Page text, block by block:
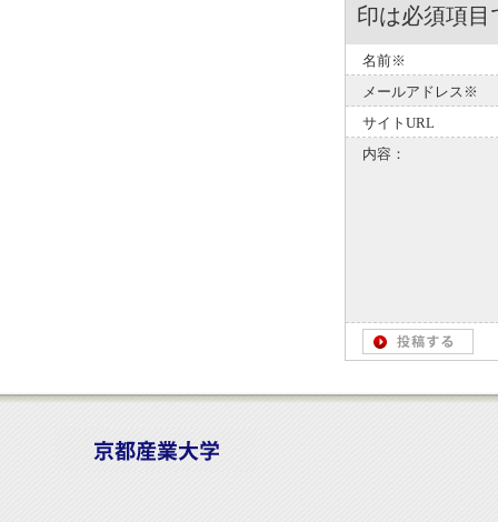
印は必須項目
名前※
メールアドレス※
サイトURL
内容：